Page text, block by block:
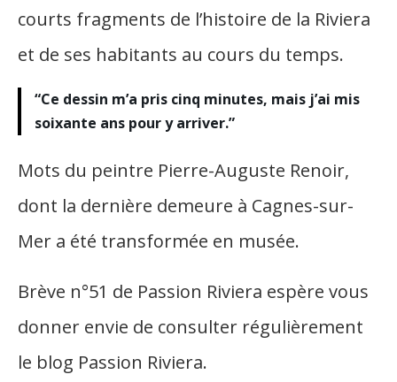
courts fragments de l’histoire de la Riviera
et de ses habitants au cours du temps.
“Ce dessin m’a pris cinq minutes, mais j’ai mis
soixante ans pour y arriver.”
Mots du peintre Pierre-Auguste Renoir,
dont la dernière demeure à Cagnes-sur-
Mer a été transformée en musée.
Brève n°51 de Passion Riviera espère vous
donner envie de consulter régulièrement
le blog Passion Riviera.